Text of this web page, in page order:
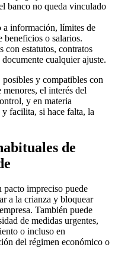
banco no queda vinculado
a información, límites de
beneficios o salarios.
con estatutos, contratos
cualquier ajuste.
posibles y compatibles con
el interés del
y en materia
facilita, si hace falta, la
de
pacto impreciso puede
a la crianza y bloquear
También puede
de medidas urgentes,
o incluso en
del régimen económico o